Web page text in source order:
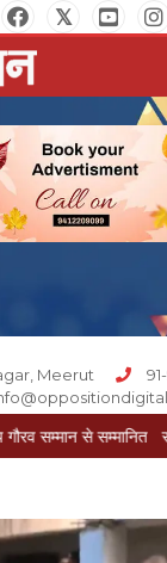
Digital
Meerut
सोनी के प्यार में